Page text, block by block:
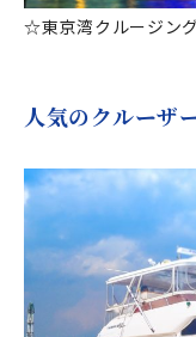
☆東京湾クルージン
人気のクルーザ